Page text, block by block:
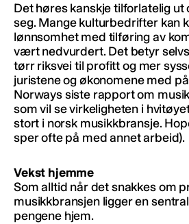
Det høres kanskje tilforlatelig ut
seg. Mange kulturbedrifter kan
lønnsomhet med tilføring av
vært nedvurdert. Det betyr
tørr riksvei til profitt og mer
juristene og økonomene med
Norways siste rapport om
som vil se virkeligheten i
stort i norsk musikkbransje.
sper ofte på med annet arbeid).
Vekst hjemme
Som alltid når det snakkes om
musikkbransjen ligger en
pengene hjem.